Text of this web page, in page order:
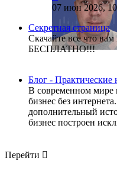
к
последнему
сообщению
07 июн 2026,
Секретная страница
Скачайте все что
БЕСПЛАТНО!!!
Блог - Практические
В современном мире
бизнес без
дополнительный
бизнес построен
Перейти